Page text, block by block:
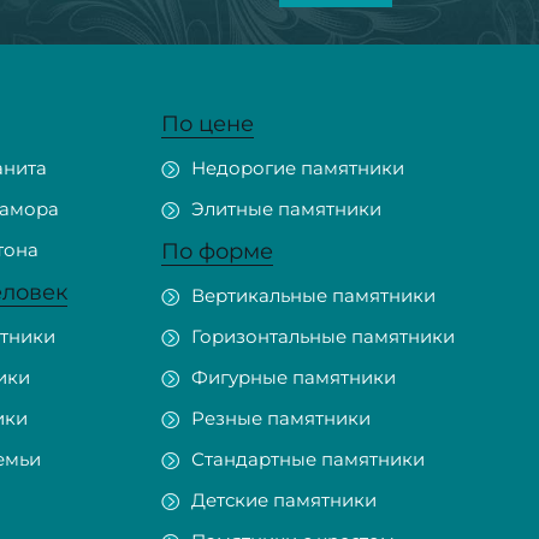
По цене
Недорогие памятники
Элитные памятники
По форме
Вертикальные памятники
Горизонтальные памятники
Фигурные памятники
Резные памятники
Стандартные памятники
Детские памятники